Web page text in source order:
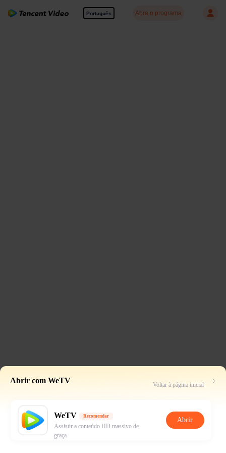
Português Abra o programa
Abrir com WeTV Voltar à página inicial
WeTV Recomendar
Assistir a conteúdo HD massivo de
graça
Abrir